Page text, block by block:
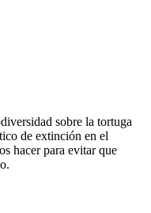
sobre la tortuga
de extinción en el
hacer para evitar que